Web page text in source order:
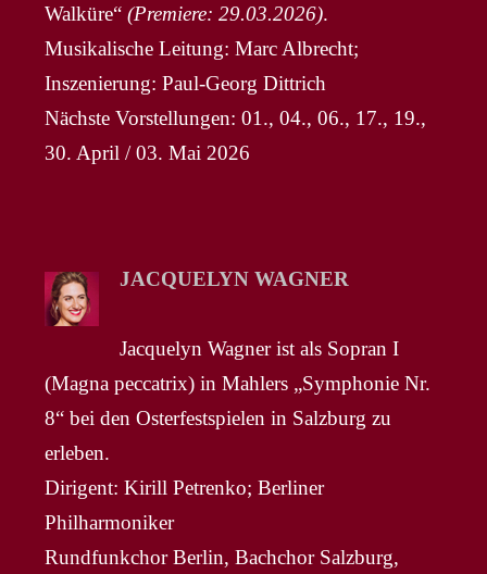
Walküre“(Premiere: 29.03.2026).
Musikalische Leitung: Marc Albrecht;
Inszenierung: Paul-Georg Dittrich
Nächste Vorstellungen: 01., 04., 06., 17., 19.,
30. April / 03. Mai 2026
JACQUELYN WAGNER
Jacquelyn Wagner ist als Sopran I
(Magna peccatrix) in Mahlers „Symphonie Nr.
8“ bei den Osterfestspielen in Salzburg zu
erleben.
Dirigent: Kirill Petrenko; Berliner
Philharmoniker
Rundfunkchor Berlin, Bachchor Salzburg,